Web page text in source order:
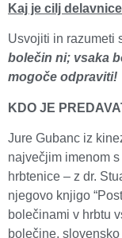
Kaj je cilj
Usvojiti in razumeti
bolečin ni; vsaka
mogoče odpraviti!
KDO JE
Jure Gubanc iz
največjim imenom
hrbtenice – z dr.
njegovo knjigo
bolečinami v hrbtu
bolečine,